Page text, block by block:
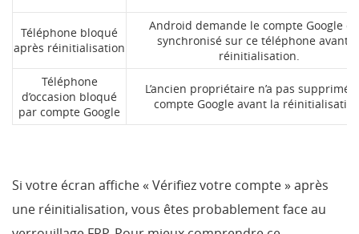
Téléphone bloqué
après réinitialisation
Android demande le compte Google
synchronisé sur ce téléphone avant
réinitialisation.
Téléphone
d’occasion bloqué
par compte Google
L’ancien propriétaire n’a pas supprimé
compte Google avant la
Si votre écran affiche « Vérifiez votre compte » après
une réinitialisation, vous êtes probablement face au